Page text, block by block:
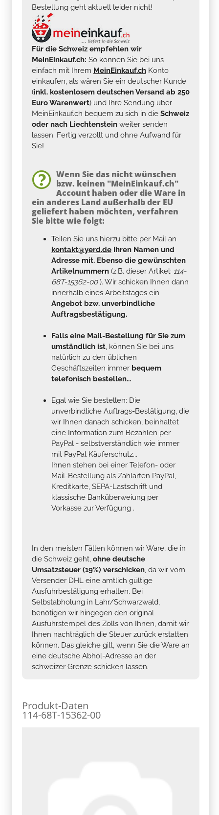
Bestellung geht aktuell leider nicht!
Für die Schweiz empfehlen wir
MeinEinkauf.ch: So können Sie bei uns
einfach mit Ihrem MeinEinkauf.ch Konto
einkaufen, als wären Sie ein deutscher Kunde
(inkl. kostenlosem deutschen Versand ab 250
Euro Warenwert) und Ihre Sendung über
MeinEinkauf.ch bequem zu sich in die Schweiz
oder nach Liechtenstein weiter senden
lassen. Fertig verzollt und ohne Aufwand für
Sie!
Wenn Sie das nicht wünschen
bzw. keinen "MeinEinkauf.ch"
Account haben oder die Ware in
ein anderes Land außerhalb der EU
geliefert haben möchten, verfahren
Sie bitte wie folgt:
Teilen Sie uns hierzu bitte per Mail an
kontakt@yerd.de Ihren Namen und
Adresse mit. Ebenso die gewünschten
Artikelnummern (z.B. dieser Artikel: 114-
68T-15362-00). Wir schicken Ihnen dann
innerhalb eines Arbeitstages ein
Angebot bzw. unverbindliche
Auftragsbestätigung.
Falls eine Mail-Bestellung für Sie zum
umständlich ist, können Sie bei uns
natürlich zu den üblichen
Geschäftszeiten immer bequem
telefonisch bestellen...
Egal wie Sie bestellen: Die
unverbindliche Auftrags-Bestätigung, die
wir Ihnen danach schicken, beinhaltet
eine Information zum Bezahlen per
PayPal - selbstverständlich wie immer
mit PayPal Käuferschutz...
Ihnen stehen bei einer Telefon- oder
Mail-Bestellung als Zahlarten PayPal,
Kreditkarte, SEPA-Lastschrift und
klassische Banküberweiung per
Vorkasse zur Verfügung .
In den meisten Fällen können wir Ware, die in
die Schweiz geht, ohne deutsche
Umsatzsteuer (19%) verschicken, da wir vom
Versender DHL eine amtlich gültige
Ausfuhrbestätigung erhalten. Bei
Selbstabholung in Lahr/Schwarzwald,
benötigen wir hingegen den original
Ausfuhrstempel des Zolls von Ihnen, damit wir
Ihnen nachträglich die Steuer zurück erstatten
können. Das gleiche gilt, wenn Sie die Ware an
eine deutsche Abhol-Adresse an der
schweizer Grenze schicken lassen.
Produkt-Daten
114-68T-15362-00